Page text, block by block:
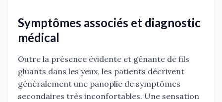
Symptômes associés et diagnostic
médical
Outre la présence évidente et gênante de fils
gluants dans les yeux, les patients décrivent
généralement une panoplie de symptômes
secondaires très inconfortables. Une sensation